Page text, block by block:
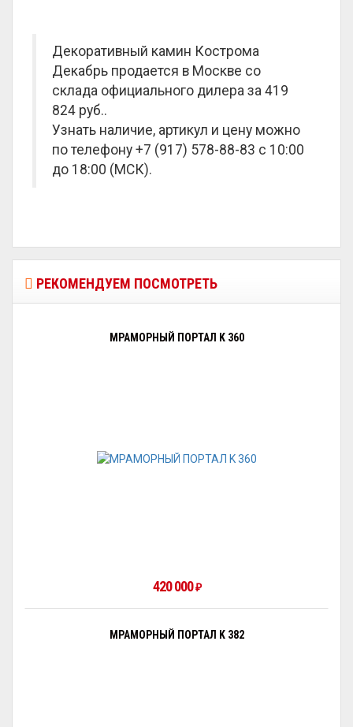
Декоративный камин Кострома
Декабрь продается в Москве со
склада официального дилера за 419
824 руб..
Узнать наличие, артикул и цену можно
по телефону +7 (917) 578-88-83 с 10:00
до 18:00 (МСК).
РЕКОМЕНДУЕМ ПОСМОТРЕТЬ
МРАМОРНЫЙ ПОРТАЛ K 360
420 000₽
МРАМОРНЫЙ ПОРТАЛ K 382